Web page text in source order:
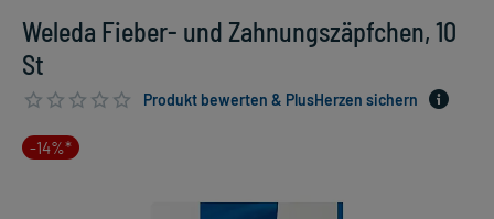
Weleda Fieber- und Zahnungszäpfchen, 10
St
Produkt bewerten & PlusHerzen sichern
-14%*